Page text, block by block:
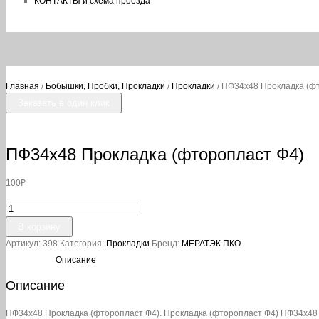
Главная / Бобышки, Пробки, Прокладки / Прокладки / ПФ34х48 Прокладка
ПФ34х48 Прокладка (фторопласт Ф4)
100₽
Количество
товара
ПФ34х48
Прокладка
(фторопласт
Артикул: 398 Категория: Прокладки Бренд: МЕРАТЭК ПКО
Описание
Описание
ПФ34х48 Прокладка (фторопласт Ф4). Прокладка (фторопласт Ф4) ПФ34х48